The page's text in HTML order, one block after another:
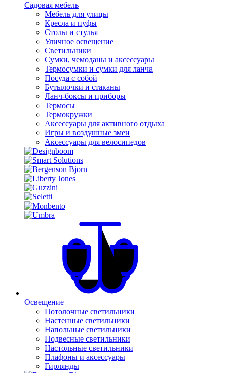
Садовая мебель
Мебель для улицы
Кресла и пуфы
Столы и стулья
Уличное освещение
Светильники
Сумки, чемоданы и аксессуары
Термосумки и сумки для ланча
Посуда с собой
Бутылочки и стаканы
Ланч-боксы и приборы
Термосы
Термокружки
Аксессуары для активного отдыха
Игры и воздушные змеи
Аксессуары для велосипедов
Освещение
Потолочные светильники
Настенные светильники
Напольные светильники
Подвесные светильники
Настольные светильники
Плафоны и аксессуары
Гирлянды